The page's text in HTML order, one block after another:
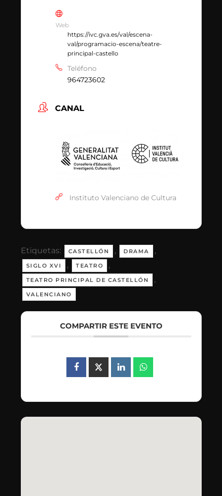
Web
https://ivc.gva.es/val/escena-
val/programacio-escena/teatre-
principal-castello
Teléfono
964723602
CANAL
Instituto Valenciano de Cultura
Etiquetas: CASTELLÓN , DRAMA ,
SIGLO XVI , TEATRO ,
TEATRO PRINCIPAL DE CASTELLÓN ,
VALENCIANO
COMPARTIR ESTE EVENTO